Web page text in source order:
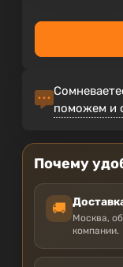
поможем и
Почему
🚚
Москва,
компании.